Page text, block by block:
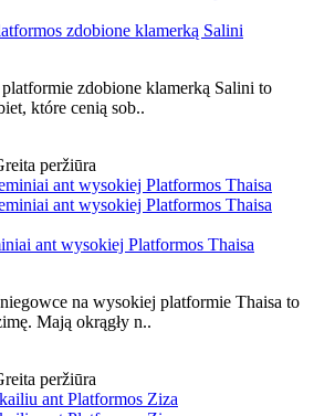
zdobione klamerką Salini
zdobione klamerką Salini to
które cenią sob..
peržiūra
ant wysokiej Platformos Thaisa
na wysokiej platformie Thaisa to
Mają okrągły n..
peržiūra